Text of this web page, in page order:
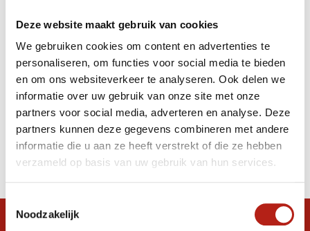
Deze website maakt gebruik van cookies
We gebruiken cookies om content en advertenties te
personaliseren, om functies voor social media te bieden
en om ons websiteverkeer te analyseren. Ook delen we
informatie over uw gebruik van onze site met onze
partners voor social media, adverteren en analyse. Deze
partners kunnen deze gegevens combineren met andere
informatie die u aan ze heeft verstrekt of die ze hebben
verzameld op basis van uw gebruik van hun services.
Toestemmingsselectie
Noodzakelijk
Apply filters
Producten getagd met 4
cm rood blauwe
puzzelmat- Gratis verzonden
Producten
Filter